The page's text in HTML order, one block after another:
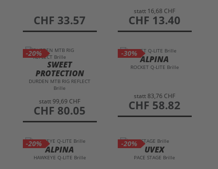
preis
CHF 33.57
statt 16,68 CHF
preis
CHF 13.40
-20%
SWEET
PROTECTION
DURDEN MTB RIG REFLECT
Brille
statt99,69 CHF
preis
CHF 80.05
-30%
ALPINA
ROCKET Q-LITE Brille
statt83,76 CHF
preis
CHF 58.82
-20%
ALPINA
HAWKEYE Q-LITE Brille
-20%
UVEX
PACE STAGE Brille